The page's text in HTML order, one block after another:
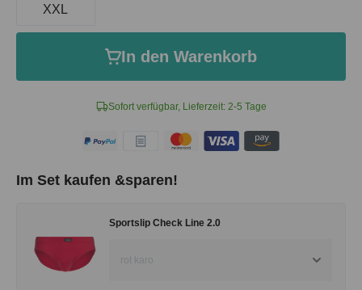
Sofort verfügbar, Lieferzeit: 2-5 Tage
XXL
In den Warenkorb
Im Set kaufen &sparen!
Sportslip Check Line 2.0
rot karo